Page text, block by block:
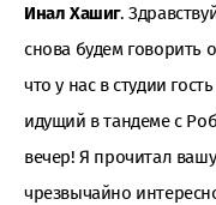
Инал Хашиг.
снова будем говорить
что у нас в студии
идущий в тандеме с
вечер! Я прочитал
чрезвычайно